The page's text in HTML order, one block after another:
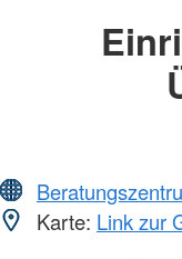
Karte: Link zur